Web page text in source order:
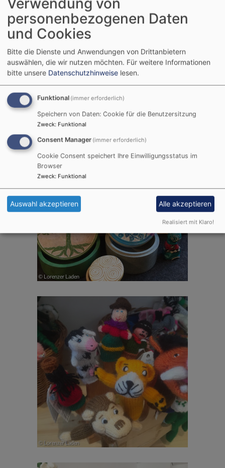
personenbezogenen Daten
und Cookies
Bitte die Dienste und Anwendungen von Drittanbietern
auswählen, die wir nutzen möchten. Für weitere Informationen
bitte unsere Datenschutzhinweise lesen.
Funktional (immer erforderlich)
Speichern von Daten: Cookie für die Benutzersitzung
Zweck: Funktional
Consent Manager (immer erforderlich)
Cookie Consent speichert Ihre Einwilligungsstatus im
Browser
Zweck: Funktional
Auswahl akzeptieren Alle akzeptieren
Realisiert mit Klaro!